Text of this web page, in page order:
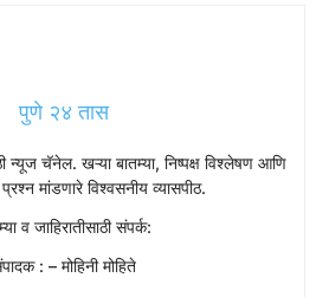
पुणे २४ तास
न्यूज चॅनेल. खऱ्या बातम्या, निष्पक्ष विश्लेषण आणि
मांडणारे विश्वसनीय व्यासपीठ.
व जाहिरातीसाठी संपर्क:
: – मोहिनी मोहिते